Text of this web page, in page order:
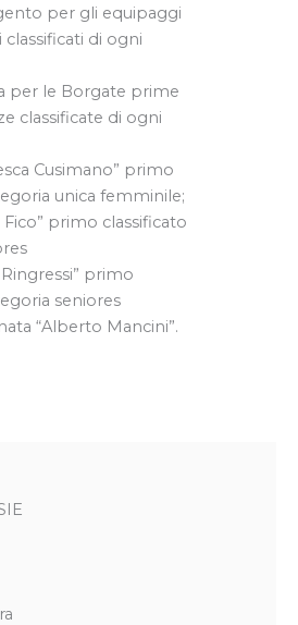
per gli equipaggi
di ogni
per le Borgate prime
classificate di ogni
Cusimano” primo
unica femminile;
Fico” primo classificato
primo
seniores
“Alberto Mancini”.